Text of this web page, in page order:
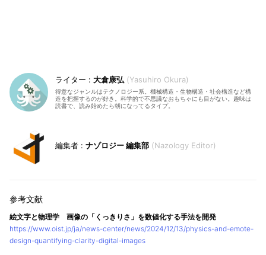
大倉康弘 Yasuhiro Okura
得意なジャンルはテクノロジー系。機械構造・生物構造・社会構造など構
造を把握するのが好き。科学的で不思議なおもちゃにも目がない。趣味は
読書で、読み始めたら朝になってるタイプ。
ナゾロジー 編集部 Nazology Editor
絵文字と物理学 画像の「くっきりさ」を数値化する手法を開発
https://www.oist.jp/ja/news-center/news/2024/12/13/physics-and-emote-
design-quantifying-clarity-digital-images